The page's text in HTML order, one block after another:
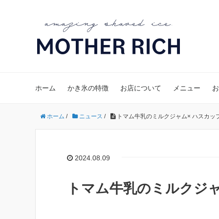
ホーム かき氷の特徴 お店について メニュー
ホーム / ニュース / トマム牛乳のミルクジャム× ハスカッ
2024.08.09
トマム牛乳のミルクジ